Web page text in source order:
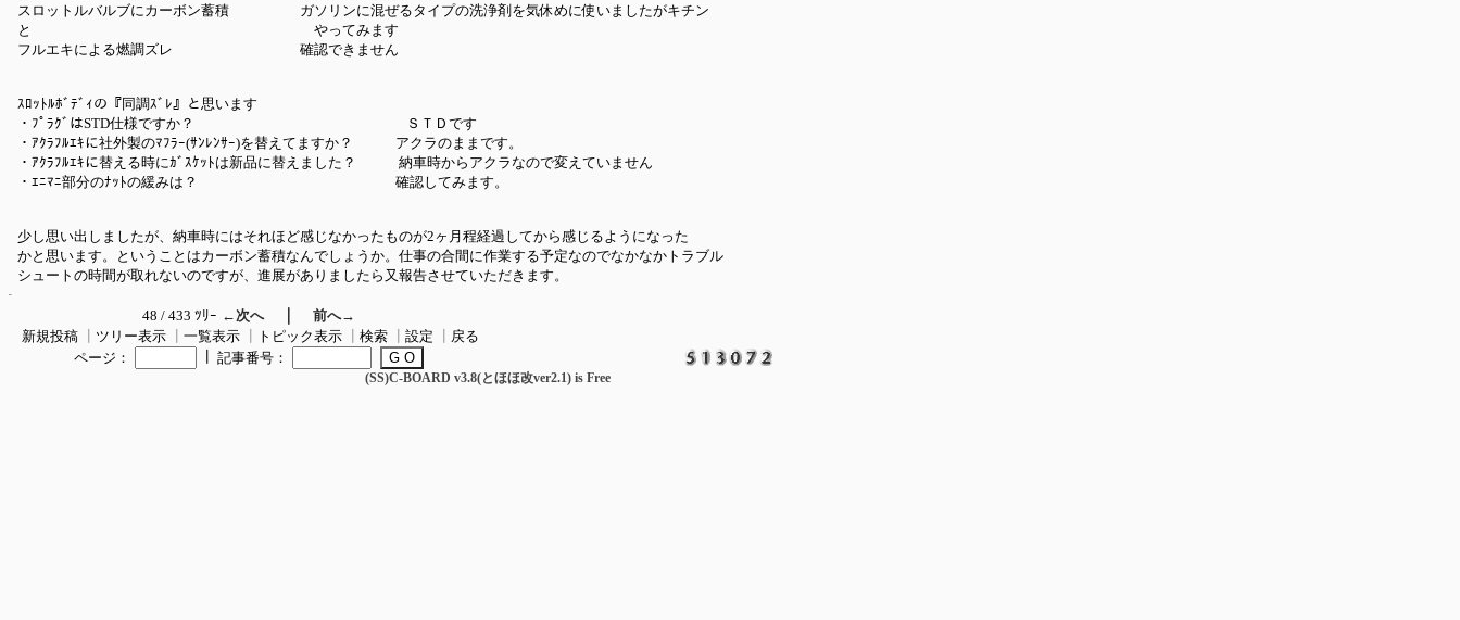
スロットルバルブにカーボン蓄積 ガソリンに混ぜるタイプの洗浄剤を気休めに使いましたがキチン
と やってみます
フルエキによる燃調ズレ 確認できません
ｽﾛｯﾄﾙﾎﾞﾃﾞｨの『同調ｽﾞﾚ』と思います
・ﾌﾟﾗｸﾞはSTD仕様ですか？ ＳＴＤです
・ｱｸﾗﾌﾙｴｷに社外製のﾏﾌﾗｰ(ｻﾝﾚﾝｻｰ)を替えてますか？ アクラのままです。
・ｱｸﾗﾌﾙｴｷに替える時にｶﾞｽｹｯﾄは新品に替えました？ 納車時からアクラなので変えていません
・ｴﾆﾏﾆ部分のﾅｯﾄの緩みは？ 確認してみます。
少し思い出しましたが、納車時にはそれほど感じなかったものが2ヶ月程経過してから感じるようになった
かと思います。ということはカーボン蓄積なんでしょうか。仕事の合間に作業する予定なのでなかなかトラブル
シュートの時間が取れないのですが、進展がありましたら又報告させていただきます。
48 / 433 ﾂﾘｰ ←次へ｜ 前へ→
新規投稿
ツリー表示 一覧表示 トピック表示 検索 設定
戻る
ページ：
記事番号：
(SS)C-BOARD v3.8(とほほ改ver2.1) is Free